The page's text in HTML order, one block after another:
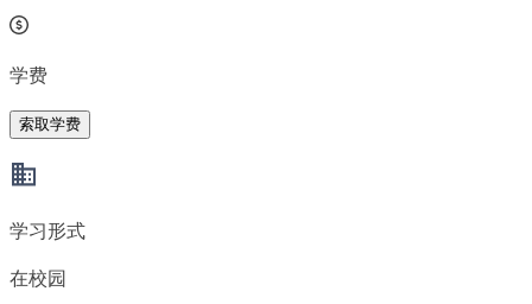
学费
索取学费
学习形式
在校园